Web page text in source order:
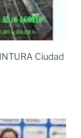
Ciudad